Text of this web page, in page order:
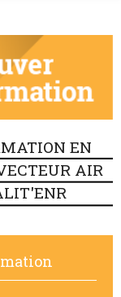
EN
AIR